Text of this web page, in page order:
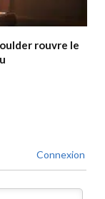
rouvre le
Connexion